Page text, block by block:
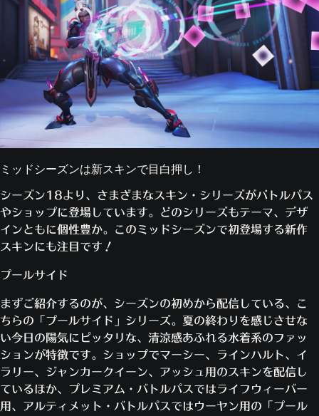
ミッドシーズンは新スキンで目白押し！
シーズン18より、さまざまなスキン・シリーズがバトルパス
やショップに登場しています。どのシリーズもテーマ、デザ
インともに個性豊か。このミッドシーズンで初登場する新作
スキンにも注目です！
プールサイド
まずご紹介するのが、シーズンの初めから配信している、こ
ちらの「プールサイド」シリーズ。夏の終わりを感じさせな
い今日の陽気にピッタリな、清涼感あふれる水着系のファッ
ションが特徴です。ショップでマーシー、ラインハルト、イ
ラリー、ジャンカークイーン、アッシュ用のスキンを配信し
ているほか、プレミアム・バトルパスではライフウィーバー
用、アルティメット・バトルパスではウーヤン用の「プール